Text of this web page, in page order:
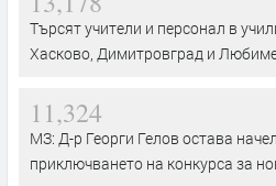
Търсят учители и персонал в
Хасково, Димитровград и
11,324
МЗ: Д-р Георги Гелов остава
приключването на конкурса за